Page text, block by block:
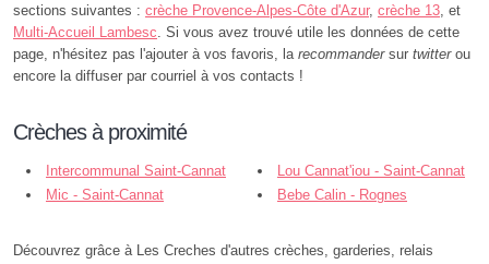
sections suivantes : crèche Provence-Alpes-Côte d'Azur, crèche 13 , et
Multi-Accueil Lambesc . Si vous avez trouvé utile les données de cette
page, n'hésitez pas l'ajouter à vos favoris, la recommandersur twitterou
encore la diffuser par courriel à vos contacts !
Crèches à proximité
Intercommunal Saint-Cannat
Eguilles - Lambesc
Lou Cannat'iou - Saint-Cannat
Mic - Saint-Cannat
Bebe Calin - Rognes
Découvrez grâce à Les Creches d'autres crèches, garderies, relais